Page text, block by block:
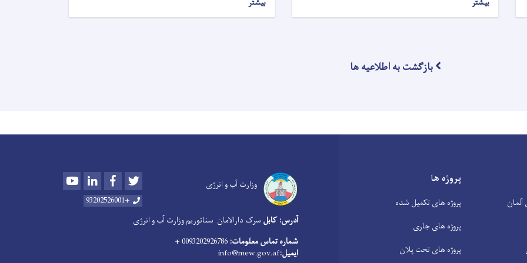
بازگشت به اطلاعیه ها
پروژه ها
پروژه های تکمیل شده
پروژه های جاری
پروژه های تحت پلان
وزارت آب و انرژی YoutubeLinkedInFacebook
+93202526001
آدرس: کابل سرک دارالامان سناتوریم وزارت آب و انرژی
شماره تماس معلومات:
ایمیل:info@mew.gov.af